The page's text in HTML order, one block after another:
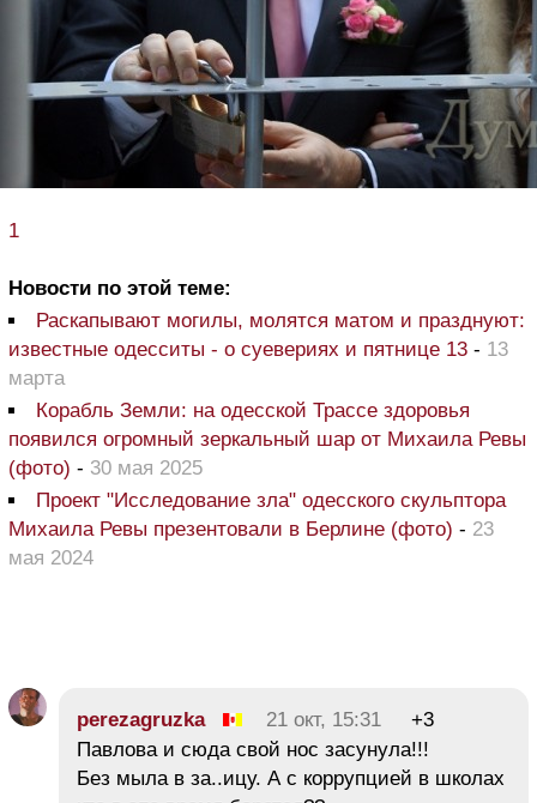
1
Новости по этой теме:
Раскапывают могилы, молятся матом и празднуют:
известные одесситы - о суевериях и пятнице 13 - 13
марта
Корабль Земли: на одесской Трассе здоровья
появился огромный зеркальный шар от Михаила Ревы
(фото) - 30 мая 2025
Проект "Исследование зла" одесского скульптора
Михаила Ревы презентовали в Берлине (фото) - 23
мая 2024
perezagruzka 21 окт, 15:31
+3
Павлова и сюда свой нос засунула!!!
Без мыла в за..ицу. А с коррупцией в школах